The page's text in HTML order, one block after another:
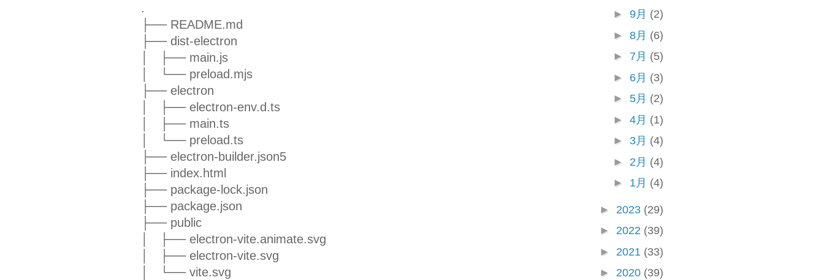
.
├── README.md
├── dist-electron
│ ├── main.js
│ └── preload.mjs
├── electron
│ ├── electron-env.d.ts
│ ├── main.ts
│ └── preload.ts
├── electron-builder.json5
├── index.html
├── package-lock.json
├── package.json
├── public
│ ├── electron-vite.animate.svg
│ ├── electron-vite.svg
│ └── vite.svg
► 9月 (2)
► 8月 (6)
► 7月 (5)
► 6月 (3)
► 5月 (2)
► 4月 (1)
► 3月 (4)
► 2月 (4)
► 1月 (4)
► 2023 (29)
► 2022 (39)
► 2021 (33)
► 2020 (39)